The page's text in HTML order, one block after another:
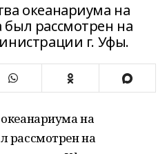
океанариума на
рассмотрен на
г. Уфы.
на
рассмотрен на